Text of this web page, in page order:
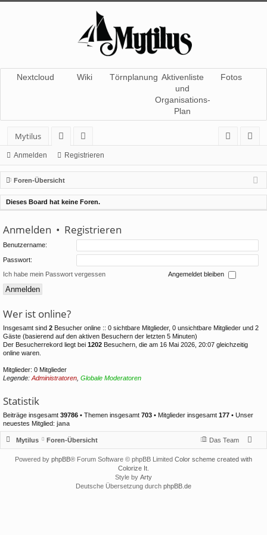
Nextcloud Wiki Törnplanung Aktivenliste
und
Organisations-
Plan
Fotos
Mytilus
or
en
itg
lie
de
r
m
el
de
ist
rie
re
Anmelden Registrieren
Foren-Übersicht
Dieses Board hat keine Foren.
Anmelden • Registrieren
Benutzername:
Passwort:
Ich habe mein Passwort vergessen Angemeldet bleiben
Wer ist online?
Insgesamt sind 2 Besucher online :: 0 sichtbare Mitglieder, 0 unsichtbare Mitglieder und 2
Gäste (basierend auf den aktiven Besuchern der letzten 5 Minuten)
Der Besucherrekord liegt bei 1202 Besuchern, die am 16 Mai 2026, 20:07 gleichzeitig
online waren.
Mitglieder: 0 Mitglieder
Legende: Administratoren Globale Moderatoren
Statistik
Beiträge insgesamt 39786 • Themen insgesamt 703 • Mitglieder insgesamt 177 • Unser
neuestes Mitglied: jana
Mytilus Foren-Übersicht Das Team
Powered by phpBB® Forum Software © phpBB Limited Color scheme created with
Colorize It
Style by Arty
Deutsche Übersetzung durch phpBB.de